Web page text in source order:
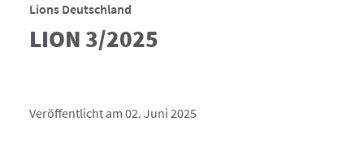
Lions Deutschland
LION 3/2025
Veröffentlicht am 02. Juni 2025